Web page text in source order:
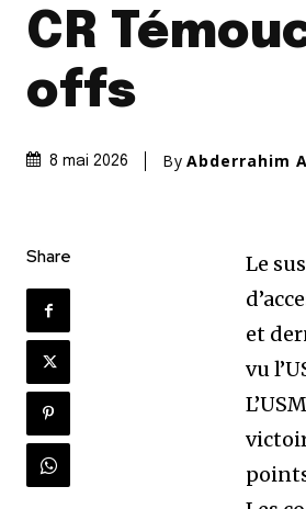
CR
offs
8 mai 2026 By Abderrahim
Share
Le
et
vu